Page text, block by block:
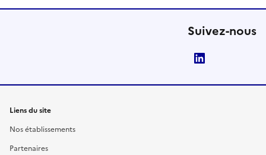
Suivez-nous
Liens du site
Nos établissements
Partenaires